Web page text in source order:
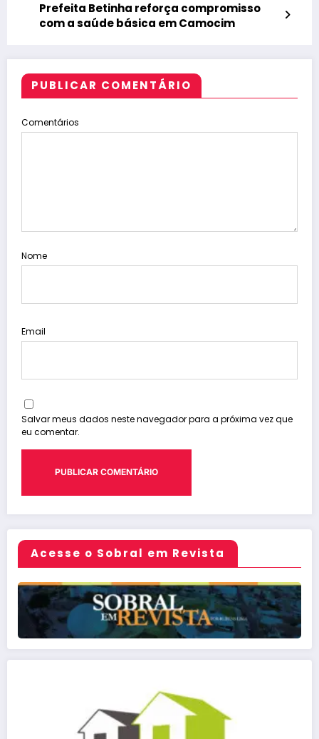
Prefeita Betinha reforça compromisso
com a saúde básica em Camocim
PUBLICAR COMENTÁRIO
Comentários
Nome
Email
Salvar meus dados neste navegador para a próxima vez que
eu comentar.
Acesse o Sobral em Revista